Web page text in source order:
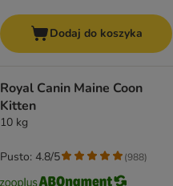
Dodaj do koszyka
Royal Canin Maine Coon
Kitten
10 kg
Pusto: 4.8/5 (988)